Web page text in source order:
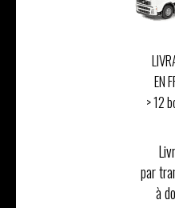
EN
> 12
par
à